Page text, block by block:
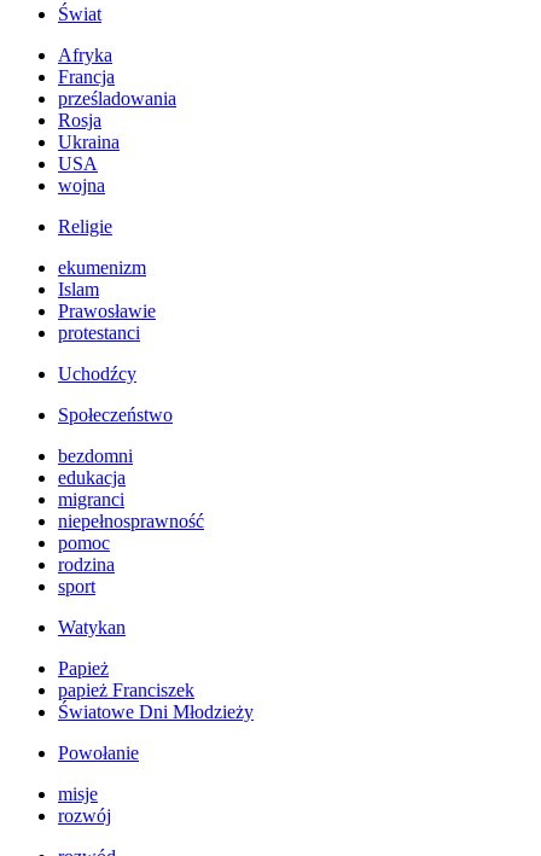
Świat
Afryka
Francja
prześladowania
Rosja
Ukraina
USA
wojna
Religie
ekumenizm
Islam
Prawosławie
protestanci
Uchodźcy
Społeczeństwo
bezdomni
edukacja
migranci
niepełnosprawność
pomoc
rodzina
sport
Watykan
Papież
papież Franciszek
Światowe Dni Młodzieży
Powołanie
misje
rozwój